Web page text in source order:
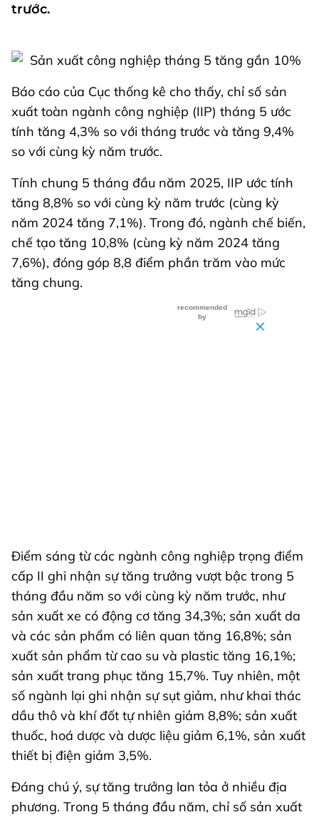
trước.
Báo cáo của Cục thống kê cho thấy, chỉ số sản
xuất toàn ngành công nghiệp (IIP) tháng 5 ước
tính tăng 4,3% so với tháng trước và tăng 9,4%
so với cùng kỳ năm trước.
Tính chung 5 tháng đầu năm 2025, IIP ước tính
tăng 8,8% so với cùng kỳ năm trước (cùng kỳ
năm 2024 tăng 7,1%). Trong đó, ngành chế biến,
chế tạo tăng 10,8% (cùng kỳ năm 2024 tăng
7,6%), đóng góp 8,8 điểm phần trăm vào mức
tăng chung.
Điểm sáng từ các ngành công nghiệp trọng điểm
cấp II ghi nhận sự tăng trưởng vượt bậc trong 5
tháng đầu năm so với cùng kỳ năm trước, như
sản xuất xe có động cơ tăng 34,3%; sản xuất da
và các sản phẩm có liên quan tăng 16,8%; sản
xuất sản phẩm từ cao su và plastic tăng 16,1%;
sản xuất trang phục tăng 15,7%. Tuy nhiên, một
số ngành lại ghi nhận sự sụt giảm, như khai thác
dầu thô và khí đốt tự nhiên giảm 8,8%; sản xuất
thuốc, hoá dược và dược liệu giảm 6,1%, sản xuất
thiết bị điện giảm 3,5%.
Đáng chú ý, sự tăng trưởng lan tỏa ở nhiều địa
phương. Trong 5 tháng đầu năm, chỉ số sản xuất